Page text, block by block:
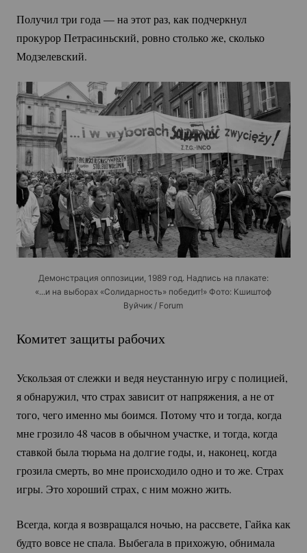
Получил три года — на этот раз, как подчеркнул
прокурор Петрасиньский, ровно столько же, сколько
Модзелевский.
Демонстрация оппозиции, 1989 год. Надпись на плакате:
«...и на выборах «Солидарность» победит!» Фото: Кшиштоф
Вуйчик / Forum
Комитет защиты рабочих
Ускользая от слежки и ведя неустанную игру с полицией,
я обнаружил, что страх зависит от напряжения, а не от
того, чего именно мы боимся. Потому что и тогда, когда
мне грозило 48 часов в обычном участке, и тогда, когда
ставкой была тюрьма на долгие годы, и, наконец, когда
грозила смерть, во мне происходило одно и то же. Страх
игры. Это хороший страх, с ним можно жить.
Всегда, когда я возвращался ночью, на рассвете, Гайка как
будто вовсе не спала. Выбегала в прихожую, обнимала